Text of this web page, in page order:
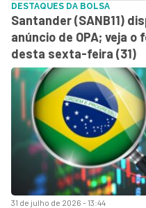
31 de julho de 2026 - 13:44
DESTAQUES DA BOLSA
Santander (SANB11)
anúncio de OPA; veja
desta sexta-feira (31)